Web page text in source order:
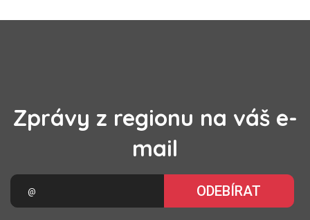
Zprávy z regionu na váš e-
mail
ODEBÍRAT